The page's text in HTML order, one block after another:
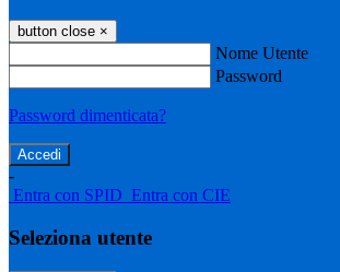
button close ×
Nome Utente
Password
Password dimenticata?
-
Entra con SPID Entra con CIE
Seleziona utente